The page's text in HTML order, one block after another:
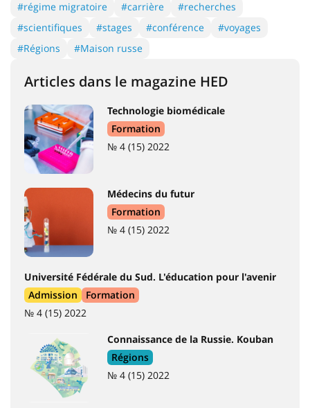
#régime migratoire #carrière
#recherches
#scientifiques
#stages #conférence
#voyages
#Régions
#Maison russe
Articles dans le magazine HED
Technologie biomédicale
Formation
№ 4 (15) 2022
Médecins du futur
Formation
№ 4 (15) 2022
Université Fédérale du Sud. L'éducation pour l'avenir
Admission
Formation
№ 4 (15) 2022
Connaissance de la Russie. Kouban
Régions
№ 4 (15) 2022